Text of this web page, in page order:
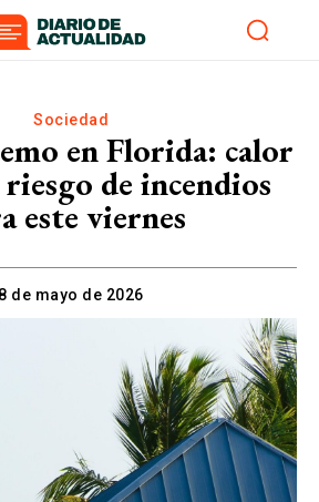
Sociedad
en Florida: calor
de incendios
este viernes
8 de mayo de 2026